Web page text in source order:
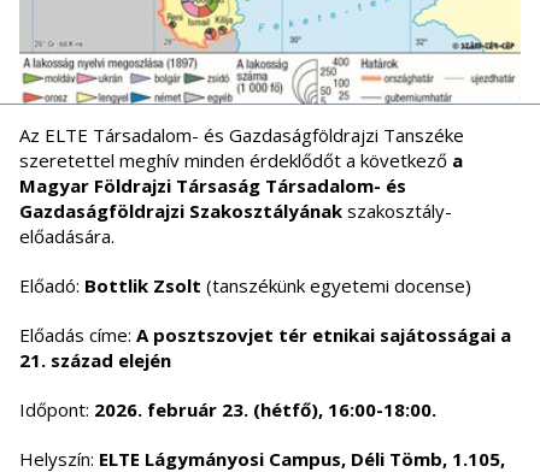
Az ELTE Társadalom- és Gazdaságföldrajzi Tanszéke
szeretettel meghív minden érdeklődőt a következő a
Magyar Földrajzi Társaság Társadalom- és
Gazdaságföldrajzi Szakosztályának szakosztály-
előadására.
Előadó: Bottlik Zsolt (tanszékünk egyetemi docense)
Előadás címe: A posztszovjet tér etnikai sajátosságai a
21. század elején
Időpont: 2026. február 23. (hétfő), 16:00-18:00.
Helyszín: ELTE Lágymányosi Campus, Déli Tömb, 1.105,